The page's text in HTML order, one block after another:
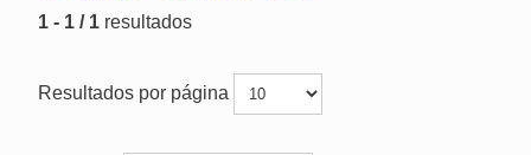
1 - 1 / 1 resultados
Resultados por página